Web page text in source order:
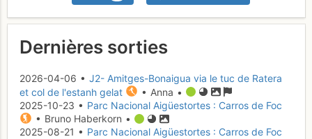
Dernières sorties
2026-04-06 • J2- Amitges-Bonaigua via le tuc de Ratera
et col de l'estanh gelat
• Anna •
2025-10-23 • Parc Nacional Aigüestortes : Carros de Foc
• Bruno Haberkorn •
2025-08-21 • Parc Nacional Aigüestortes : Carros de Foc